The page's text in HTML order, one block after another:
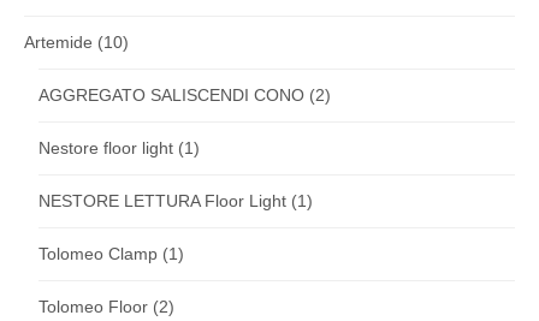
Artemide (10)
AGGREGATO SALISCENDI CONO (2)
Nestore floor light (1)
NESTORE LETTURA Floor Light (1)
Tolomeo Clamp (1)
Tolomeo Floor (2)